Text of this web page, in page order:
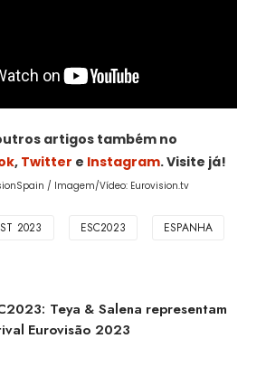
artigos também no
, Twitter e Instagram. Visite já!
/ Imagem/Vídeo: Eurovision.tv
2023 ESC2023 ESPANHA
Teya & Salena representam
Eurovisão 2023